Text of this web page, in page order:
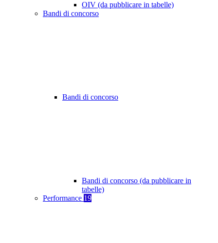
OIV (da pubblicare in tabelle)
Bandi di concorso
Bandi di concorso
Bandi di concorso (da pubblicare in
tabelle)
Performance 19